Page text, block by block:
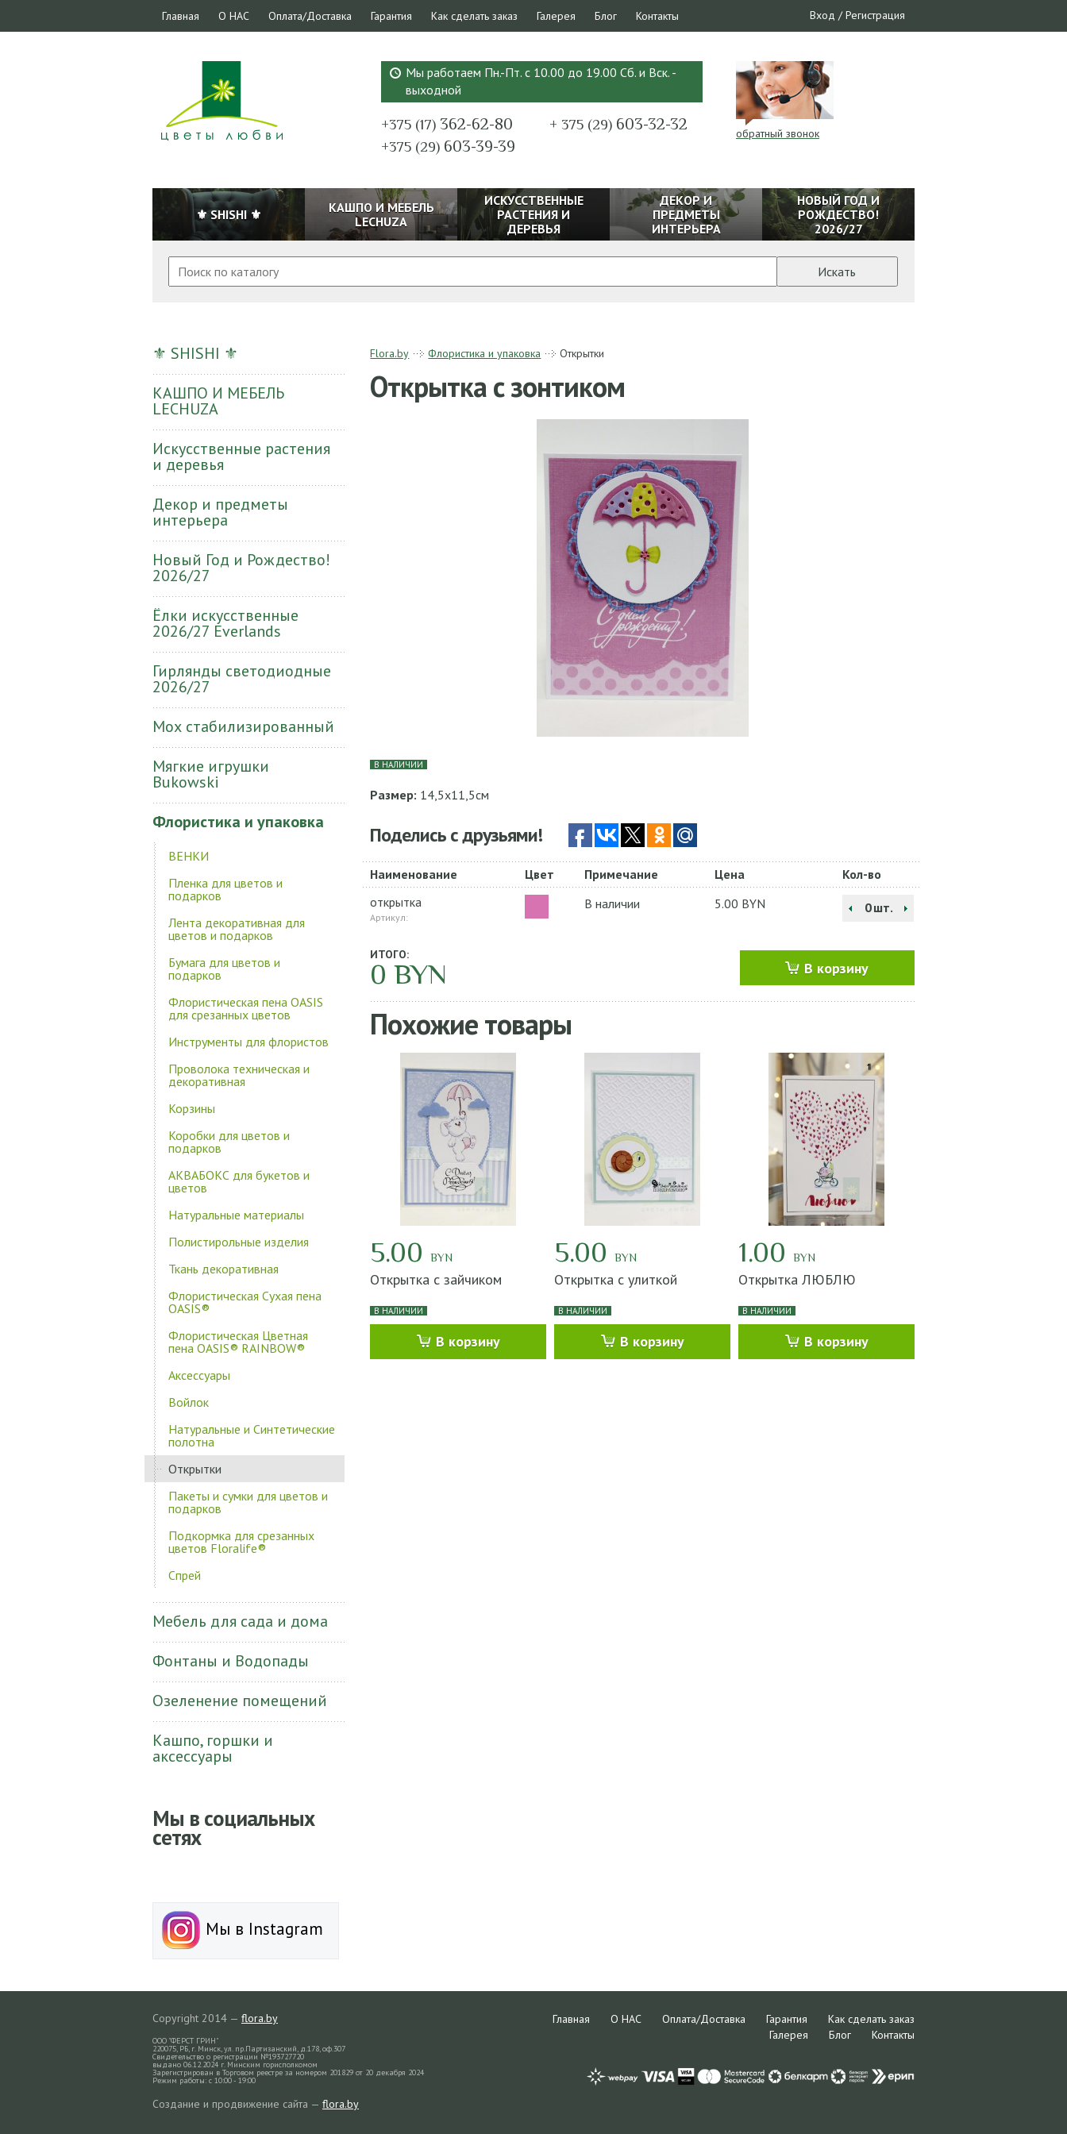
Главная О НАС Оплата/Доставка Гарантия Как сделать заказ Галерея Блог Контакты Вход /Регистрация
Мы работаем Пн.-Пт. с 10.00 до 19.00 Сб. и Вск. -
выходной
+375 (17)362-62-80 + 375 (29) 603-32-32
+375 (29)603-39-39
обратный звонок
⚜ SHISHI ⚜
КАШПО И МЕБЕЛЬ
LECHUZA
ИСКУССТВЕННЫЕ
РАСТЕНИЯ И
ДЕРЕВЬЯ
ДЕКОР И
ПРЕДМЕТЫ
ИНТЕРЬЕРА
НОВЫЙ ГОД И
РОЖДЕСТВО!
2026/27
Искать
⚜ SHISHI ⚜
КАШПО И МЕБЕЛЬ
LECHUZA
Искусственные растения
и деревья
Декор и предметы
интерьера
Новый Год и Рождество!
2026/27
Ёлки искусственные
2026/27 Everlands
Гирлянды светодиодные
2026/27
Мох стабилизированный
Мягкие игрушки
Bukowski
Флористика и упаковка
ВЕНКИ
Пленка для цветов и
подарков
Лента декоративная для
цветов и подарков
Бумага для цветов и
подарков
Флористическая пена OASIS
для срезанных цветов
Инструменты для флористов
Проволока техническая и
декоративная
Корзины
Коробки для цветов и
подарков
АКВАБОКС для букетов и
цветов
Натуральные материалы
Полистирольные изделия
Ткань декоративная
Флористическая Сухая пена
OASIS®
Флористическая Цветная
пена OASIS® RAINBOW®
Аксессуары
Войлок
Натуральные и Синтетические
полотна
Открытки
Пакеты и сумки для цветов и
подарков
Подкормка для срезанных
цветов Floralife®
Спрей
Мебель для сада и дома
Фонтаны и Водопады
Озеленение помещений
Кашпо, горшки и
аксессуары
Мы в социальных
сетях
Мы в Instagram
Flora.by Флористика и упаковка Открытки
Открытка с зонтиком
В НАЛИЧИИ
Размер: 14,5х11,5см
Поделись с друзьями!
Наименование Цвет Примечание Цена
Кол-во
открытка
Артикул:
В наличии 5.00 BYN шт.
ИТОГО:
0BYN В корзину
Похожие товары
5.00BYN
Открытка с зайчиком
В НАЛИЧИИ
В корзину
5.00BYN
Открытка с улиткой
В НАЛИЧИИ
В корзину
1.00BYN
Открытка ЛЮБЛЮ
В НАЛИЧИИ
В корзину
Copyright 2014 — flora.by
ООО "ФЕРСТ ГРИН"
220075, РБ, г. Минск, ул. пр.Партизанский, д.178, оф.307
Свидетельство о регистрации №193727720
выдано 06.12.2024 г. Минским горисполкомом
Зарегистрирован в Торговом реестре за номером 201829 от 20 декабря 2024
Режим работы: с 10:00 - 19:00
Создание и продвижение сайта — flora.by
Главная О НАС Оплата/Доставка Гарантия
Как сделать заказ
Галерея
Блог Контакты